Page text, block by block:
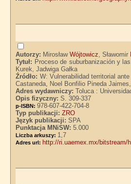
Autorzy: MirosławWójtowicz, Sławomir
Tytuł: Proceso de suburbanización y
Kurek, Jadwiga Gałka
Źródło: W: Vulnerabilidad territorial
Castaneda, Noel Bonfilio Pineda
Adres wydawniczy:Toluca :
Opis fizyczny:S. 309-337
p-ISBN:978-607-422-704-8
Typ publikacji:ZRO
Język publikacji:SPA
Punktacja MNiSW:5.000
Liczba arkuszy: 1,7
Adres url: http://ri.uaemex.mx/bitstream/